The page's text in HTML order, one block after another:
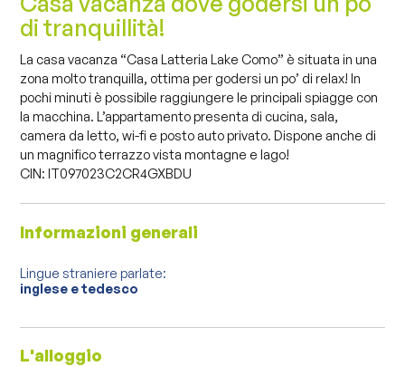
di tranquillità!
La casa vacanza “Casa Latteria Lake Como” è situata in una
zona molto tranquilla, ottima per godersi un po’ di relax! In
pochi minuti è possibile raggiungere le principali spiagge con
la macchina. L’appartamento presenta di cucina, sala,
camera da letto, wi-fi e posto auto privato. Dispone anche di
un magnifico terrazzo vista montagne e lago!
CIN: IT097023C2CR4GXBDU
Informazioni generali
Lingue straniere parlate:
inglese e tedesco
L'alloggio